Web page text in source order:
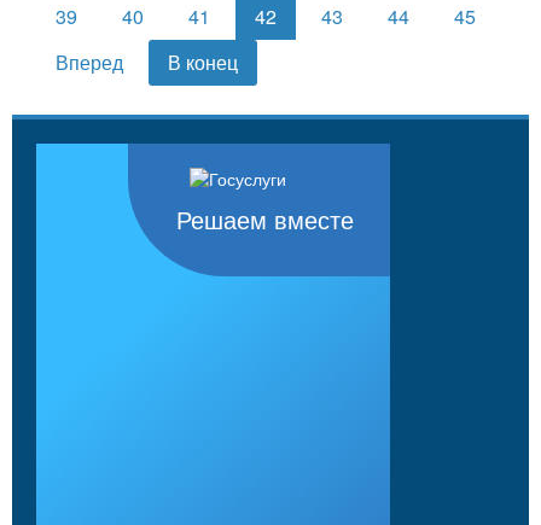
39
40 41 42 43 44
45
Вперед
В конец
Решаем вместе